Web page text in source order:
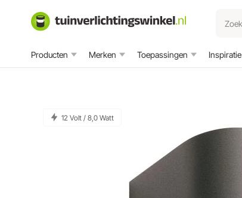
Producten Merken Toepassingen Inspiratie
12 Volt / 8,0 Watt